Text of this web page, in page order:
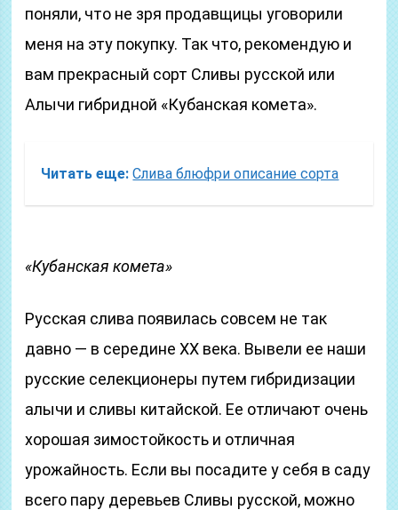
поняли, что не зря продавщицы уговорили
меня на эту покупку. Так что, рекомендую и
вам прекрасный сорт Сливы русской или
Алычи гибридной «Кубанская комета».
Читать еще: Слива блюфри описание сорта
«Кубанская комета»
Русская слива появилась совсем не так
давно — в середине ХХ века. Вывели ее наши
русские селекционеры путем гибридизации
алычи и сливы китайской. Ее отличают очень
хорошая зимостойкость и отличная
урожайность. Если вы посадите у себя в саду
всего пару деревьев Сливы русской, можно